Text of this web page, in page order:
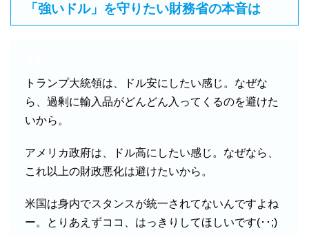
「強いドル」を守りたい財務省の本音は
トランプ大統領は、ドル安にしたい感じ。なぜな
ら、過剰に輸入品がどんどん入ってくるのを避けた
いから。
アメリカ政府は、ドル高にしたい感じ。なぜなら、
これ以上の財政悪化は避けたいから。
米国は身内でスタンスが統一されてないんですよね
ー。とりあえずココ、はっきりしてほしいです(･･;)